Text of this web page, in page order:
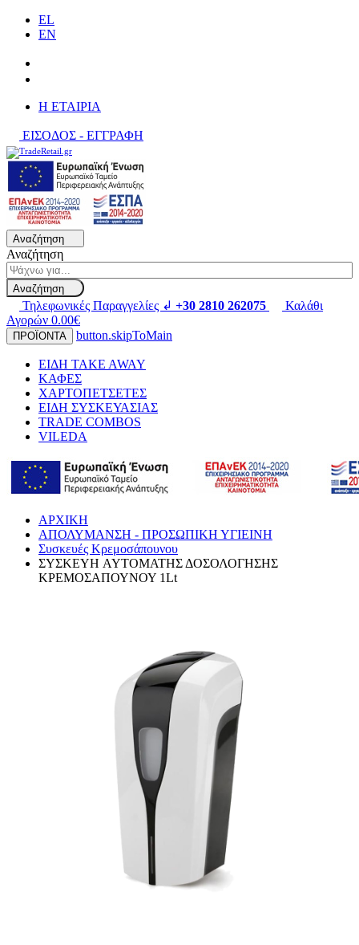
EL
EN
H ΕΤΑΙΡΙΑ
ΕΙΣΟΔΟΣ - ΕΓΓΡΑΦΗ
Αναζήτηση
Αναζήτηση
Αναζήτηση
Τηλεφωνικές Παραγγελίες ↲ +30 2810 262075
Καλάθι
Αγορών 0.00€
ΠΡΟΪΟΝΤΑ button.skipToMain
ΕΙΔΗ TAKE AWAY
ΚΑΦΕΣ
ΧΑΡΤΟΠΕΤΣΕΤΕΣ
ΕΙΔΗ ΣΥΣΚΕΥΑΣΙΑΣ
TRADE COMBOS
VILEDA
ΑΡΧΙΚΗ
ΑΠΟΛΥΜΑΝΣΗ - ΠΡΟΣΩΠΙΚΗ ΥΓΙΕΙΝΗ
Συσκευές Κρεμοσάπουνου
ΣΥΣΚΕΥΗ AYTOMATHΣ ΔΟΣΟΛΟΓΗΣΗΣ
ΚΡΕΜΟΣΑΠΟΥΝΟΥ 1Lt